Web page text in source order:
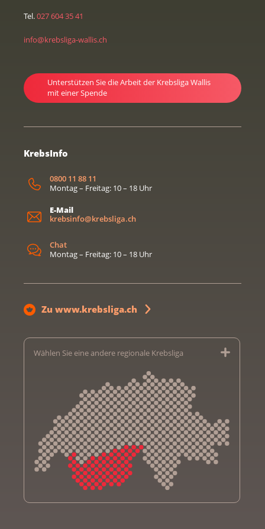
Tel.027 604 35 41
info@krebsliga-wallis.ch
Unterstützen Sie die Arbeit der Krebsliga Wallis
mit einer Spende
KrebsInfo
0800 11 88 11
Montag – Freitag: 10 – 18 Uhr
E-Mail
krebsinfo@krebsliga.ch
Chat
Montag – Freitag: 10 – 18 Uhr
Zu www.krebsliga.ch
Wählen Sie eine andere regionale Krebsliga